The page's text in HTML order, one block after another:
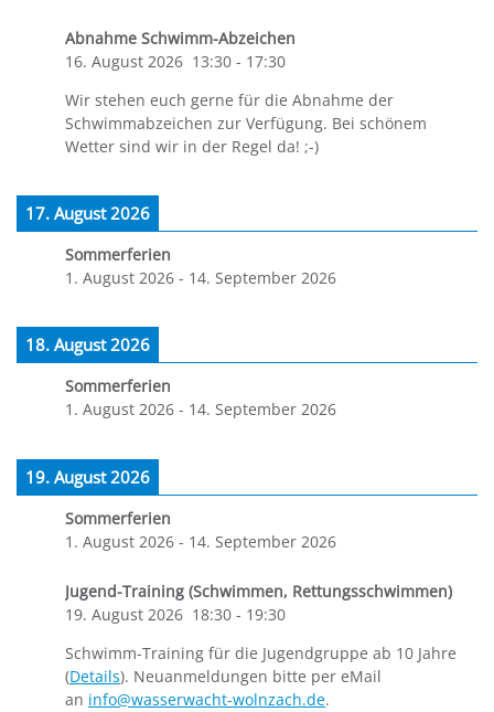
Abnahme Schwimm-Abzeichen
16. August 2026 13:30 - 17:30
Wir stehen euch gerne für die Abnahme der
Schwimmabzeichen zur Verfügung. Bei schönem
Wetter sind wir in der Regel da! ;-)
17. August 2026
Sommerferien
1. August 2026 - 14. September 2026
18. August 2026
Sommerferien
1. August 2026 - 14. September 2026
19. August 2026
Sommerferien
1. August 2026 - 14. September 2026
Jugend-Training (Schwimmen, Rettungsschwimmen)
19. August 2026 18:30 - 19:30
Schwimm-Training für die Jugendgruppe ab 10 Jahre
(Details). Neuanmeldungen bitte per eMail
an info@wasserwacht-wolnzach.de.